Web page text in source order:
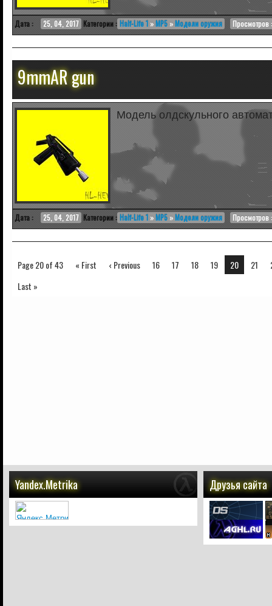
Дата : 25, 04, 2017 Категории : Half-Life 1 »MP5 »Модели оружия Просмотров
9mmAR gun
Модель олдскульного
Дата : 25, 04, 2017 Категории : Half-Life 1 »MP5 »Модели оружия Просмотров
Page 20 of 43 « First ‹ Previous 16 17 18 19 20 21
Last »
Yandex.Metrika Друзья сайта